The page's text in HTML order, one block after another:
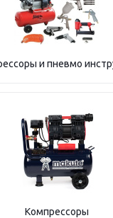
и пневмо
Компрессоры